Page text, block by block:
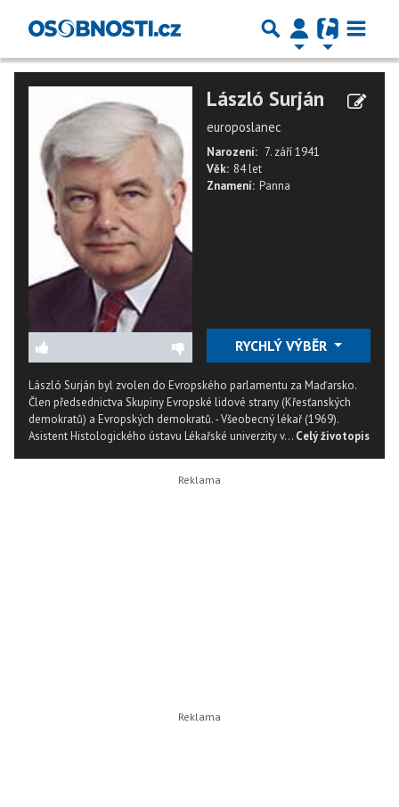
László Surján
europoslanec
Narození: 7. září 1941
Věk: 84 let
Znamení: Panna
RYCHLÝ VÝBĚR
László Surján byl zvolen do Evropského parlamentu za Maďarsko.
Člen předsednictva Skupiny Evropské lidové strany (Křesťanských
demokratů) a Evropských demokratů. - Všeobecný lékař (1969).
Asistent Histologického ústavu Lékařské univerzity v... Celý životopis